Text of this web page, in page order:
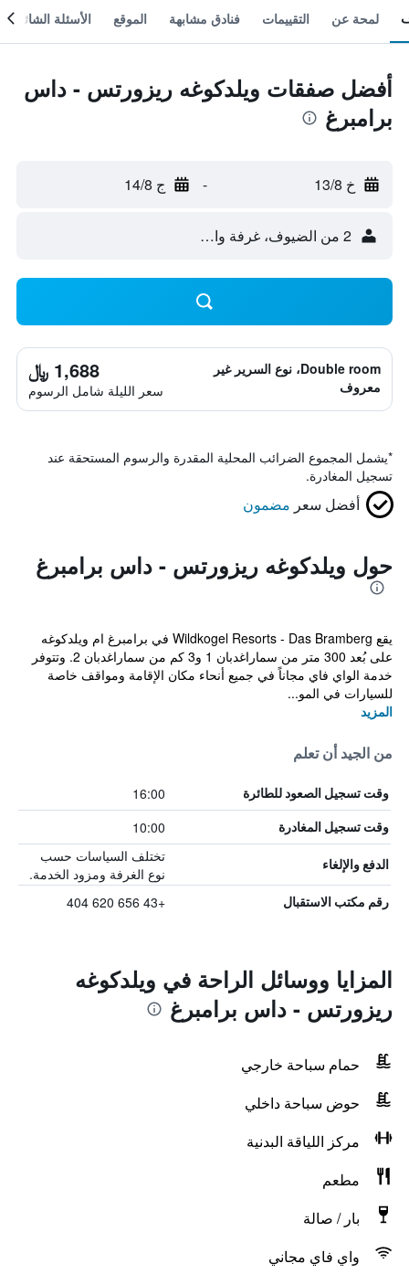
لمحة عن التقييمات فنادق مشابهة الموقع الأسئلة الشائعة
أفضل صفقات ويلدكوغه ريزورتس - داس
برامبرغ
خ 13/8 - ج 14/8
2 من الضيوف، غرفة واحدة
Double room، نوع السرير غير
معروف
1,688 ﷼
سعر الليلة شامل الرسوم
*يشمل المجموع الضرائب المحلية المقدرة والرسوم المستحقة عند
تسجيل المغادرة.
أفضل سعر مضمون
حول ويلدكوغه ريزورتس - داس برامبرغ
يقع Wildkogel Resorts - Das Bramberg في برامبرغ ام ويلدكوغه
على بُعد 300 متر من سماراغدبان 1 و3 كم من سماراغدبان 2. وتتوفر
خدمة الواي فاي مجاناً في جميع أنحاء مكان الإقامة ومواقف خاصة
للسيارات في المو...
المزيد
من الجيد أن تعلم
وقت تسجيل الصعود للطائرة 16:00
وقت تسجيل المغادرة 10:00
الدفع والإلغاء
تختلف السياسات حسب
نوع الغرفة ومزود الخدمة.
رقم مكتب الاستقبال +43 656 620 404
المزايا ووسائل الراحة في ويلدكوغه
ريزورتس - داس برامبرغ
حمام سباحة خارجي
حوض سباحة داخلي
مركز اللياقة البدنية
مطعم
بار / صالة
واي فاي مجاني